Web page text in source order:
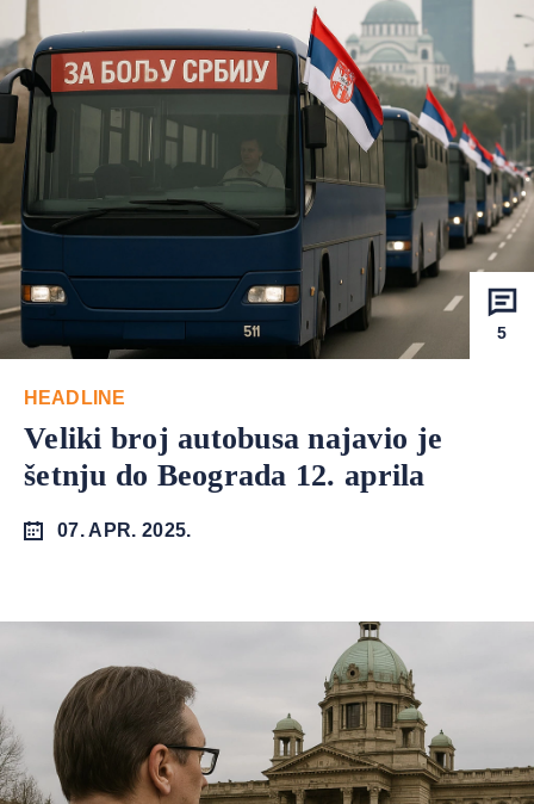
5
HEADLINE
Veliki broj autobusa najavio je
šetnju do Beograda 12. aprila
07. APR. 2025.